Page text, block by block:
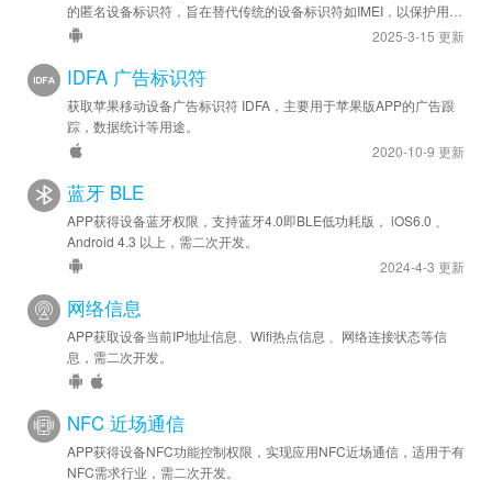
的匿名设备标识符，旨在替代传统的设备标识符如IMEI，以保护用户
隐私。
2025-3-15 更新
IDFA 广告标识符
获取苹果移动设备广告标识符 IDFA，主要用于苹果版APP的广告跟
踪，数据统计等用途。
2020-10-9 更新
蓝牙 BLE
APP获得设备蓝牙权限，支持蓝牙4.0即BLE低功耗版， iOS6.0 、
Android 4.3 以上，需二次开发。
2024-4-3 更新
网络信息
APP获取设备当前IP地址信息、Wifi热点信息 、网络连接状态等信
息，需二次开发。
NFC 近场通信
APP获得设备NFC功能控制权限，实现应用NFC近场通信，适用于有
NFC需求行业，需二次开发。